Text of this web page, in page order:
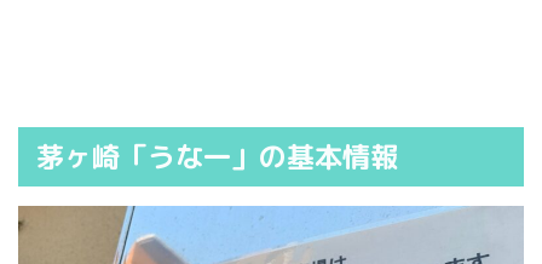
茅ヶ崎「うな一」の基本情報